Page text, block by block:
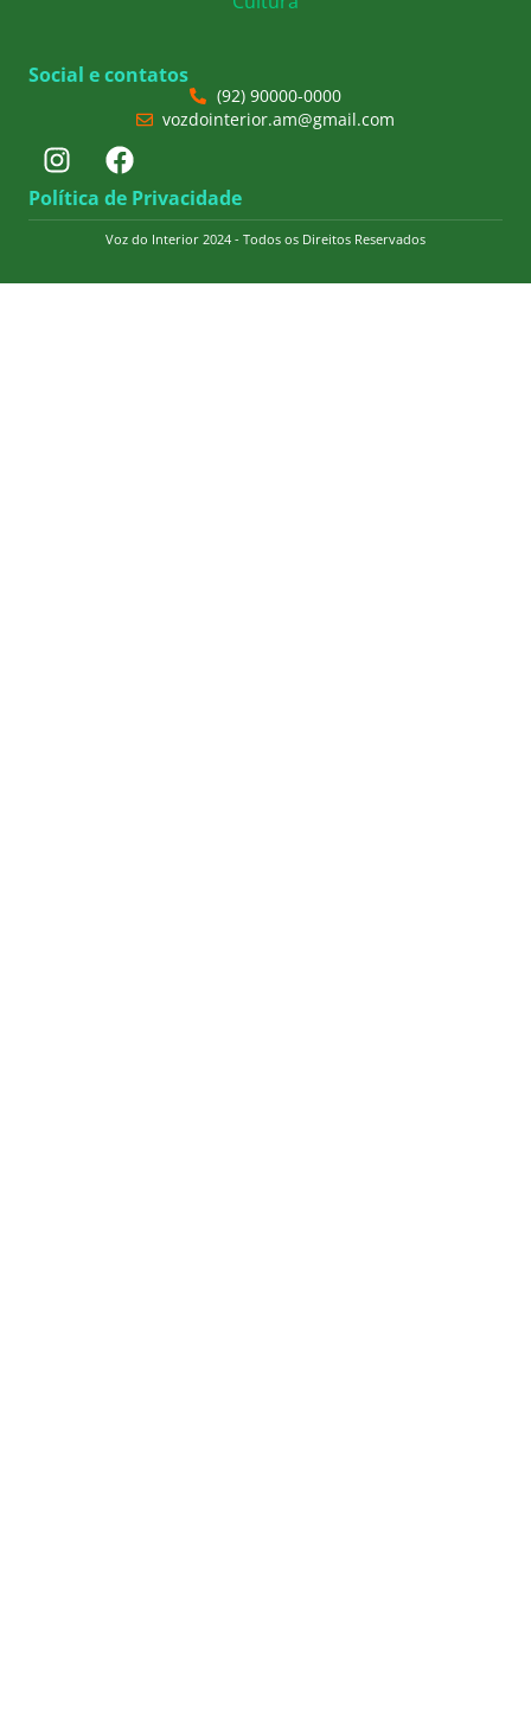
Social e contatos
(92) 90000-0000
vozdointerior.am@gmail.com
Política de Privacidade
Voz do Interior 2024 - Todos os Direitos Reservados